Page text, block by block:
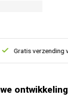
Gratis verzending